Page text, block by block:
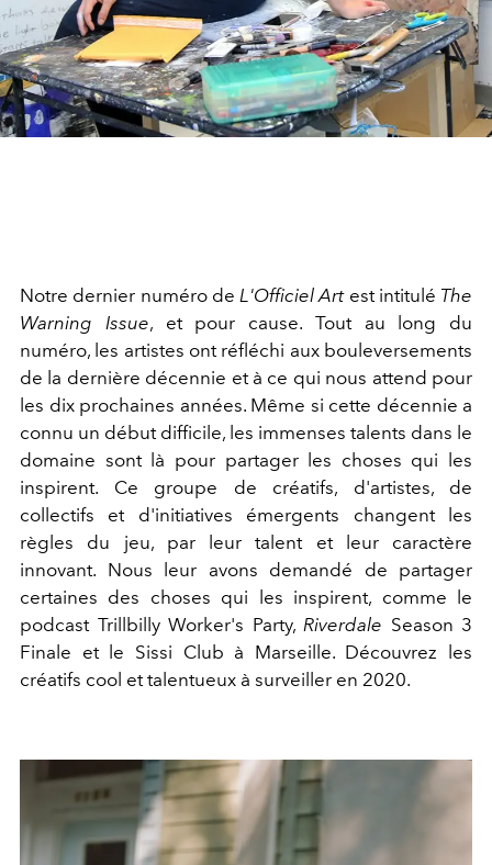
Notre dernier numéro de L'Officiel Artest intitulé The
Warning Issue, et pour cause. Tout au long du
numéro, les artistes ont réfléchi aux bouleversements
de la dernière décennie et à ce qui nous attend pour
les dix prochaines années. Même si cette décennie a
connu un début difficile, les immenses talents dans le
domaine sont là pour partager les choses qui les
inspirent. Ce groupe de créatifs, d'artistes, de
collectifs et d'initiatives émergents changent les
règles du jeu, par leur talent et leur caractère
innovant. Nous leur avons demandé de partager
certaines des choses qui les inspirent, comme le
podcast Trillbilly Worker's Party, Riverdale Season 3
Finale et le Sissi Club à Marseille. Découvrez les
créatifs cool et talentueux à surveiller en 2020.